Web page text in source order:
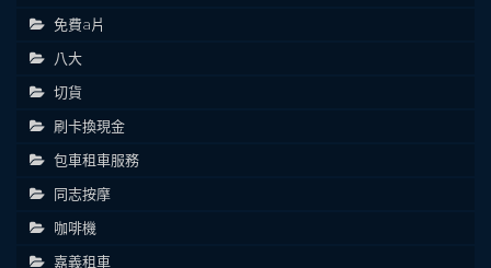
免費a片
八大
切貨
刷卡換現金
包車租車服務
同志按摩
咖啡機
嘉義租車